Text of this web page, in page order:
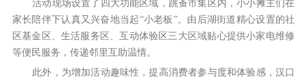
活动现场设置了四大功能区域，跳蚤市集区内，小小摊主们在
家长陪伴下认真又兴奋地当起“小老板”。由后湖街道精心设置的社
区基金区、生活服务区、互动体验区三大区域贴心提供小家电维修
等便民服务，传递邻里互助温情。
此外，为增加活动趣味性，提高消费者参与度和体验感，汉口